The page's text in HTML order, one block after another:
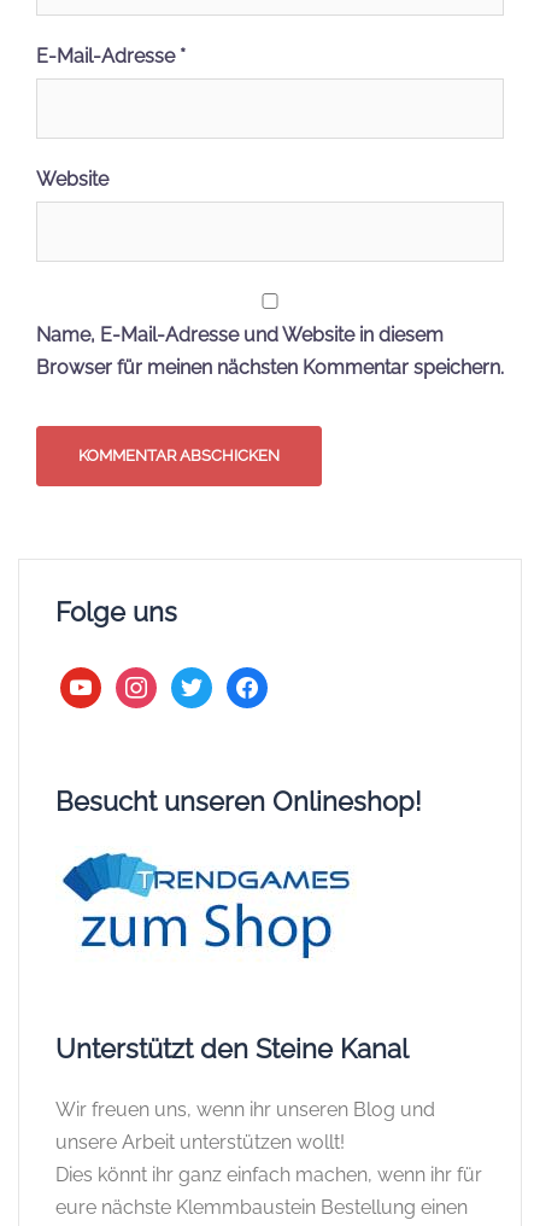
E-Mail-Adresse *
Website
Name, E-Mail-Adresse und Website in diesem
Browser für meinen nächsten Kommentar speichern.
Folge uns
youtubeinstagram
twitter facebook
Besucht unseren Onlineshop!
Unterstützt den Steine Kanal
Wir freuen uns, wenn ihr unseren Blog und
unsere Arbeit unterstützen wollt!
Dies könnt ihr ganz einfach machen, wenn ihr für
eure nächste Klemmbaustein Bestellung einen